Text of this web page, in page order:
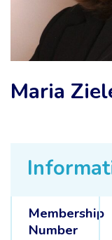
Membership
Number
Maria